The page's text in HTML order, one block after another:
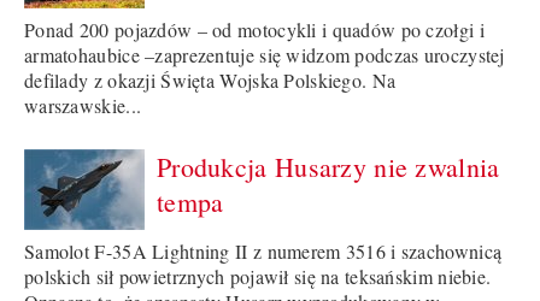
Ponad 200 pojazdów – od motocykli i quadów po czołgi i
armatohaubice –zaprezentuje się widzom podczas uroczystej
defilady z okazji Święta Wojska Polskiego. Na
warszawskie...
Produkcja Husarzy nie zwalnia
tempa
Samolot F-35A Lightning II z numerem 3516 i szachownicą
polskich sił powietrznych pojawił się na teksańskim niebie.